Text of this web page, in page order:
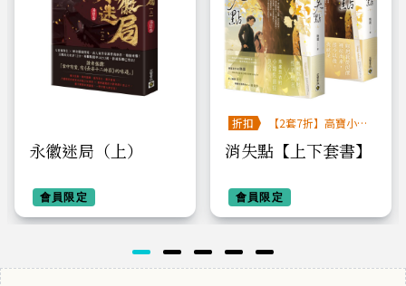
永徽迷局（上）
會員限定
折扣
【2套7折】高寶小說
消失點【上下套書】
會員限定